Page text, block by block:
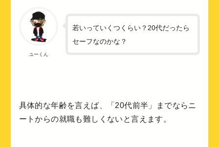
ユーくん
若いっていくつくらい？20代だったら
セーフなのかな？
具体的な年齢を言えば、「20代前半」までならニ
ートからの就職も難しくないと言えます。